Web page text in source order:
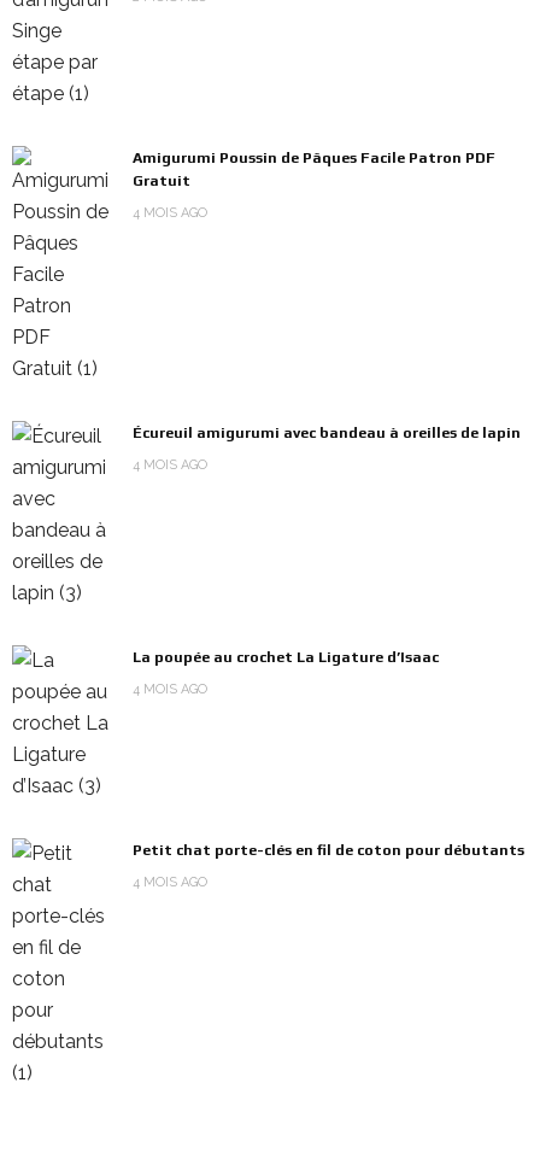
Amigurumi Poussin de Pâques Facile Patron PDF
Gratuit
4 MOIS AGO
Écureuil amigurumi avec bandeau à oreilles de lapin
4 MOIS AGO
La poupée au crochet La Ligature d’Isaac
4 MOIS AGO
Petit chat porte-clés en fil de coton pour débutants
4 MOIS AGO